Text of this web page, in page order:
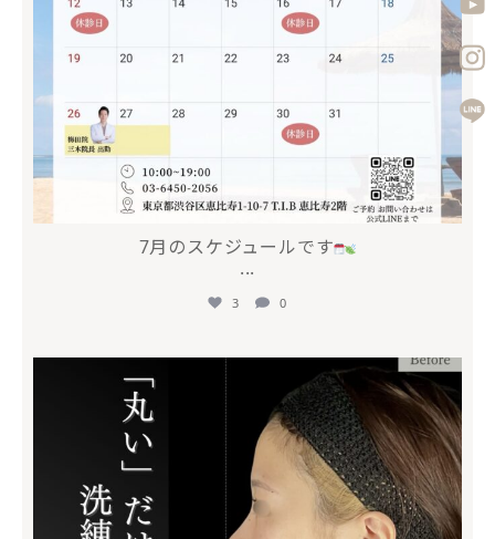
7月のスケジュールです
...
3 0
mycli.ebisu